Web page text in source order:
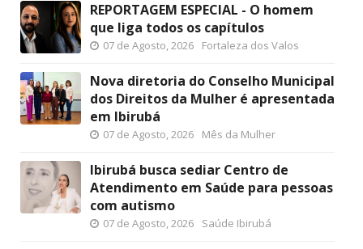
REPORTAGEM ESPECIAL - O homem
que liga todos os capítulos
07 de Agosto, 2026 Fortaleza dos Valos
Nova diretoria do Conselho Municipal
dos Direitos da Mulher é apresentada
em Ibirubá
07 de Agosto, 2026 Mês da Mulher
Ibirubá busca sediar Centro de
Atendimento em Saúde para pessoas
com autismo
07 de Agosto, 2026 Saúde Ibirubá